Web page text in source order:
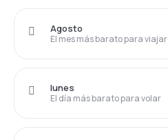
El mes más barato para viajar
Agosto
El día más barato para volar
lunes